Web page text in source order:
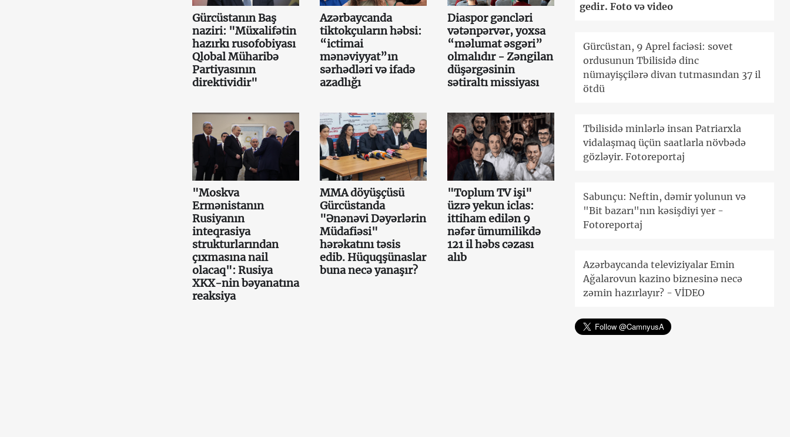
Gürcüstanın Baş
naziri: "Müxalifətin
hazırkı rusofobiyası
Qlobal Müharibə
Partiyasının
direktividir"
Azərbaycanda
tiktokçuların həbsi:
“ictimai
mənəviyyat”ın
sərhədləri və ifadə
azadlığı
Diaspor gəncləri
vətənpərvər, yoxsa
“məlumat əsgəri”
olmalıdır - Zəngilan
düşərgəsinin
sətiraltı missiyası
"Moskva
Ermənistanın
Rusiyanın
inteqrasiya
strukturlarından
çıxmasına nail
olacaq": Rusiya
XKX-nin bəyanatına
reaksiya
MMA döyüşçüsü
Gürcüstanda
"Ənənəvi Dəyərlərin
Müdafiəsi"
hərəkatını təsis
edib. Hüquqşünaslar
buna necə yanaşır?
"Toplum TV işi"
üzrə yekun iclas:
ittiham edilən 9
nəfər ümumilikdə
121 il həbs cəzası
alıb
gedir. Foto və video
Gürcüstan, 9 Aprel faciəsi: sovet
ordusunun Tbilisidə dinc
nümayişçilərə divan tutmasından 37 il
ötdü
Tbilisidə minlərlə insan Patriarxla
vidalaşmaq üçün saatlarla növbədə
gözləyir. Fotoreportaj
Sabunçu: Neftin, dəmir yolunun və
"Bit bazarı"nın kəsişdiyi yer -
Fotoreportaj
Azərbaycanda televiziyalar Emin
Ağalarovun kazino biznesinə necə
zəmin hazırlayır? - VİDEO